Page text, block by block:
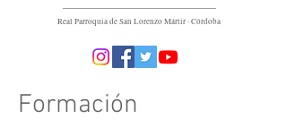
Real Parroquia de San Lorenzo Mártir · Córdoba
Formación